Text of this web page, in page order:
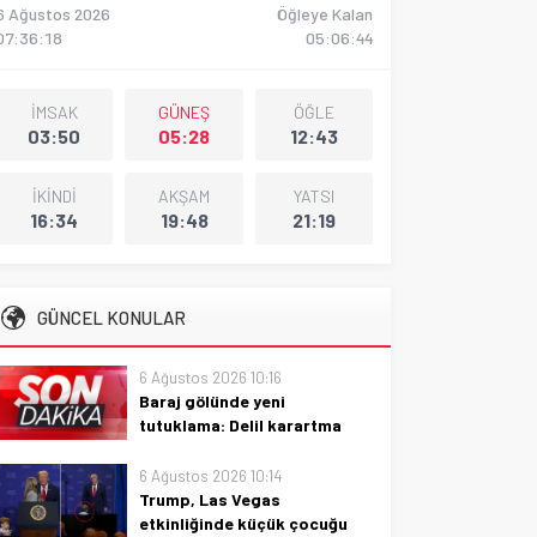
Ağustos 2026
Öğleye Kalan
05:06:42
İMSAK
03:50
GÜNEŞ
05:28
ÖĞLE
12:43
İKİNDİ
16:34
AKŞAM
19:48
YATSI
21:19
GÜNCEL KONULAR
6 Ağustos 2026 10:16
Baraj gölünde yeni
tutuklama: Delil karartma
Baraj gölünde yeni tutuklama ve
delil karartma iddiası büyüyor:
gelişmeler, soruşturmanın
6 Ağustos 2026 10:14
Trump, Las Vegas
etkinliğinde küçük çocuğu